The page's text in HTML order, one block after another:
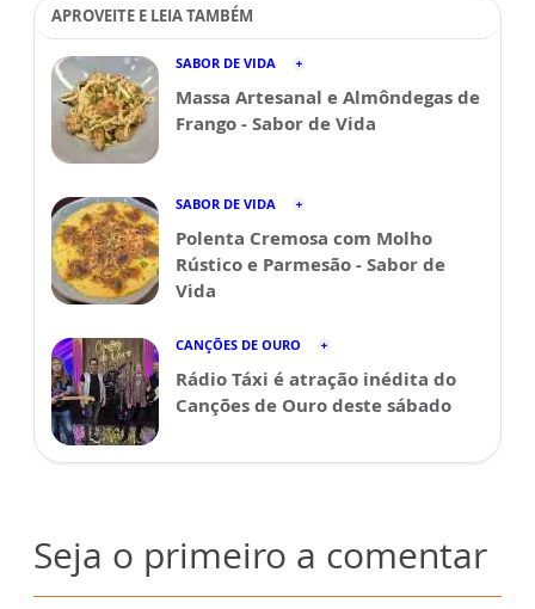
APROVEITE E LEIA TAMBÉM
SABOR DE VIDA
Massa Artesanal e Almôndegas de
Frango - Sabor de Vida
SABOR DE VIDA
Polenta Cremosa com Molho
Rústico e Parmesão - Sabor de
Vida
CANÇÕES DE OURO
Rádio Táxi é atração inédita do
Canções de Ouro deste sábado
Seja o primeiro a comentar